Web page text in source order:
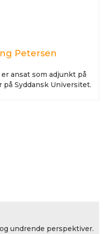
Petersen
ansat som adjunkt på
Syddansk Universitet.
undrende perspektiver.